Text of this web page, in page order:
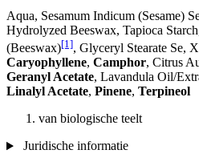
Aqua, Sesamum Indicum (Sesame)
Hydrolyzed Beeswax, Tapioca
(Beeswax)[1], Glyceryl Stearate Se,
Caryophyllene, Camphor, Citrus
Geranyl Acetate, Lavandula Oil/
Linalyl Acetate, Pinene, Terpineol
van biologische teelt
Juridische informatie